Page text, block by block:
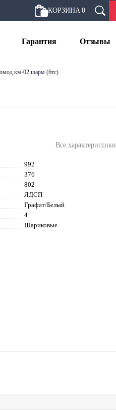
КОРЗИНА 0
Гарантия Отзывы
комод км-02 шарм (бтс)
Все характеристики
992
376
802
ЛДСП
Графит/Белый
4
Шариковые